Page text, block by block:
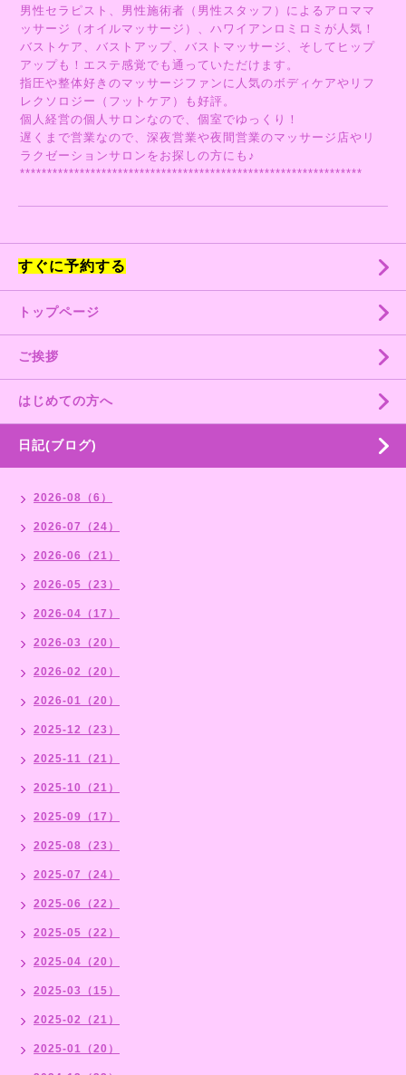
男性セラピスト、男性施術者（男性スタッフ）によるアロママ
ッサージ（オイルマッサージ）、ハワイアンロミロミが人気！
バストケア、バストアップ、バストマッサージ、そしてヒップ
アップも！エステ感覚でも通っていただけます。
指圧や整体好きのマッサージファンに人気のボディケアやリフ
レクソロジー（フットケア）も好評。
個人経営の個人サロンなので、個室でゆっくり！
遅くまで営業なので、深夜営業や夜間営業のマッサージ店やリ
ラクゼーションサロンをお探しの方にも♪
***************************************************************
すぐに予約する
トップページ
ご挨拶
はじめての方へ
日記(ブログ)
2026-08（6）
2026-07（24）
2026-06（21）
2026-05（23）
2026-04（17）
2026-03（20）
2026-02（20）
2026-01（20）
2025-12（23）
2025-11（21）
2025-10（21）
2025-09（17）
2025-08（23）
2025-07（24）
2025-06（22）
2025-05（22）
2025-04（20）
2025-03（15）
2025-02（21）
2025-01（20）